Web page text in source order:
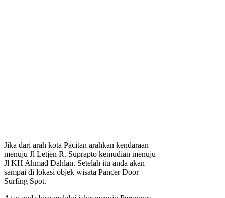
Jika dari arah kota Pacitan arahkan kendaraan
menuju Jl Letjen R. Suprapto kemudian menuju
Jl KH Ahmad Dahlan. Setelah itu anda akan
sampai di lokasi objek wisata Pancer Door
Surfing Spot.